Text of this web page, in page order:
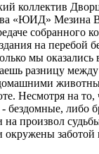
коллектив
«ЮИД» Мезина
собранного
на перебой
мы оказались
разницу между
Несмотря на то,
бездомные, либо
произвол
заботой